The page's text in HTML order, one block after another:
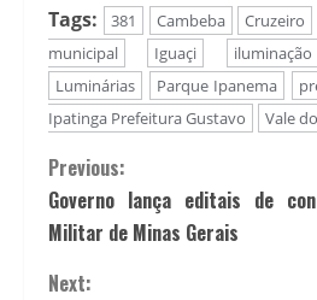
Tags: 381 Cambeba Cruzeiro
municipal
Iguaçi
Luminárias
Parque Ipanema
Ipatinga Prefeitura Gustavo
Vale
Previous:
Governo lança editais de
Militar de Minas Gerais
Next: